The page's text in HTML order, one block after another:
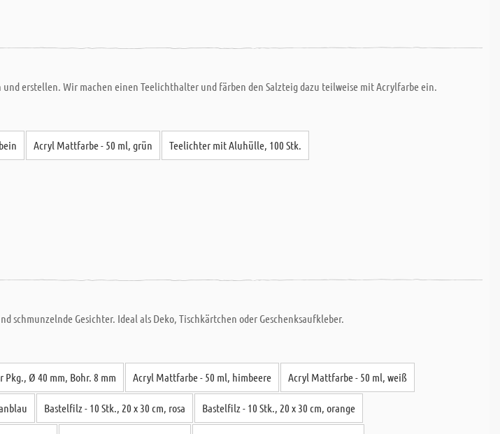
erstellen. Wir machen einen Teelichthalter und färben den Salzteig dazu teilweise mit Acrylfarbe ein.
Acryl Mattfarbe - 50 ml, grün Teelichter mit Aluhülle, 100 Stk.
Gesichter. Ideal als Deko, Tischkärtchen oder Geschenksaufkleber.
Pkg., Ø 40 mm, Bohr. 8 mm Acryl Mattfarbe - 50 ml, himbeere Acryl Mattfarbe - 50 ml, weiß
Bastelfilz - 10 Stk., 20 x 30 cm, rosa Bastelfilz - 10 Stk., 20 x 30 cm, orange